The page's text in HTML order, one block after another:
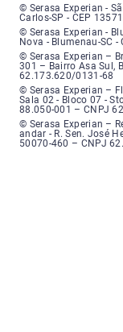
Serasa Experian -
© Serasa Experian -
Carlos-SP - CEP
Serasa Experian -
© Serasa Experian -
Nova - Blumenau-SC
Serasa Experian -
© Serasa Experian –
301 – Bairro Asa Sul,
62.173.620/0131-68
Serasa Experian -
© Serasa Experian –
Sala 02 - Bloco 07 -
88.050-001 – CNPJ
Serasa Experian -
© Serasa Experian –
andar - R. Sen. José
50070-460 – CNPJ